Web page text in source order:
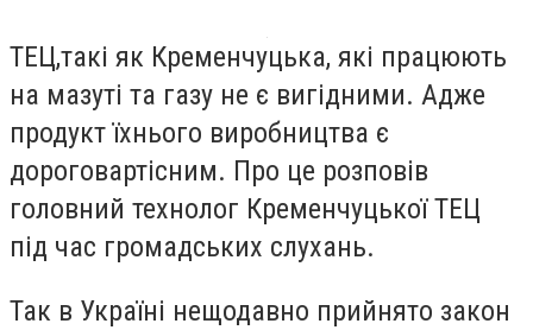
ТЕЦ,такі як Кременчуцька, які працюють
на мазуті та газу не є вигідними. Адже
продукт їхнього виробництва є
дороговартісним. Про це розповів
головний технолог Кременчуцької ТЕЦ
під час громадських слухань.
Так в Україні нещодавно прийнято закон